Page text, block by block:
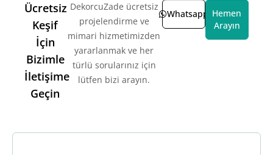
Ücretsiz
Keşif
İçin
Bizimle
İletişime
Geçin
DekorcuZade ücretsiz
projelendirme ve
mimari hizmetimizden
yararlanmak ve her
türlü sorularınız için
lütfen bizi arayın.
Whatsapp
Hemen
Arayın